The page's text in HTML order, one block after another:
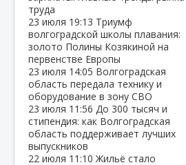
труда
23 июля 19:13 Триумф
волгоградской школы плавания:
золото Полины Козякиной на
первенстве Европы
23 июля 14:05 Волгоградская
область передала технику и
оборудование в зону СВО
23 июля 11:56 До 300 тысяч и
стипендия: как Волгоградская
область поддерживает лучших
выпускников
22 июля 11:10Жильё стало